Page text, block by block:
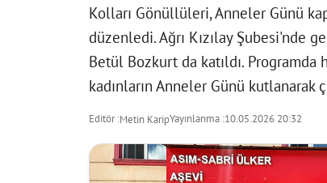
Kolları Gönüllüleri, Anneler Günü
düzenledi. Ağrı Kızılay Şubesi'nde
Betül Bozkurt da katıldı.
kadınların Anneler Günü
Editör :Metin KaripYayınlanma :10.05.2026 20:32